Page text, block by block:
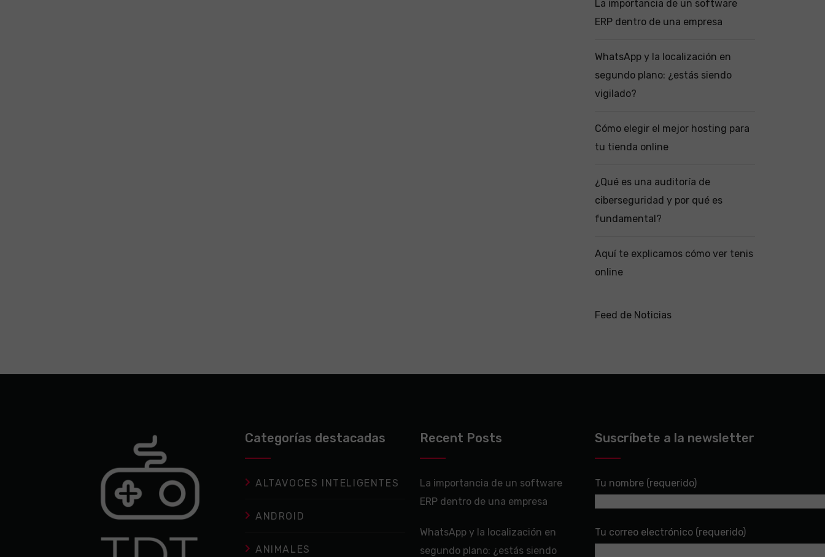
La importancia de un software
ERP dentro de una empresa
WhatsApp y la localización en
segundo plano: ¿estás siendo
vigilado?
Cómo elegir el mejor hosting para
tu tienda online
¿Qué es una auditoría de
ciberseguridad y por qué es
fundamental?
Aquí te explicamos cómo ver tenis
online
Feed de Noticias
Categorías destacadas
ALTAVOCES INTELIGENTES
ANDROID
ANIMALES
Recent Posts
La importancia de un software
ERP dentro de una empresa
WhatsApp y la localización en
segundo plano: ¿estás siendo
Suscríbete a la newsletter
Tu nombre (requerido)
Tu correo electrónico (requerido)